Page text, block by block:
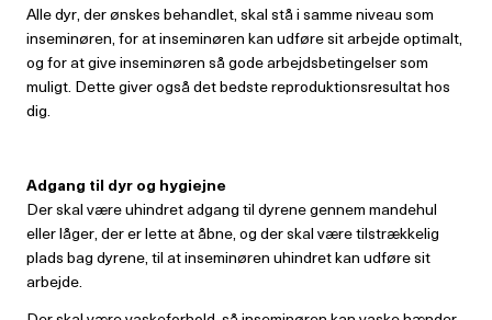
Alle dyr, der ønskes behandlet, skal stå i samme niveau som
inseminøren, for at inseminøren kan udføre sit arbejde optimalt,
og for at give inseminøren så gode arbejdsbetingelser som
muligt. Dette giver også det bedste reproduktionsresultat hos
dig.
Adgang til dyr og hygiejne
Der skal være uhindret adgang til dyrene gennem mandehul
eller låger, der er lette at åbne, og der skal være tilstrækkelig
plads bag dyrene, til at inseminøren uhindret kan udføre sit
arbejde.